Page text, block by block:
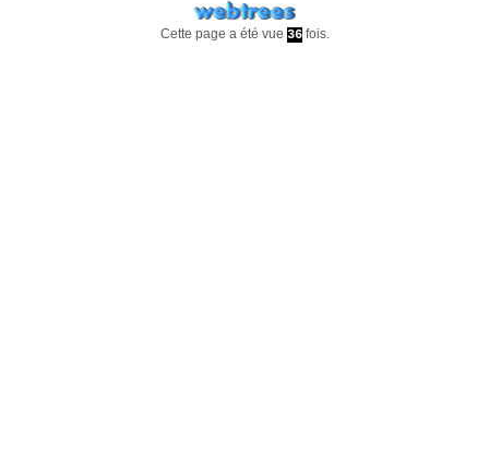
Cette page a été vue 36fois.